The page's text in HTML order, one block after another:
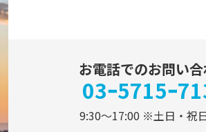
お電話でのお問い
03ｰ5715ｰ
9:30～17:00 ※土日・祝